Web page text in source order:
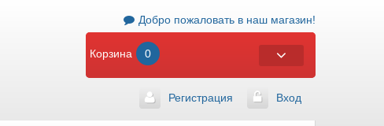
Добро пожаловать в наш магазин!
Корзина 0
Регистрация Вход